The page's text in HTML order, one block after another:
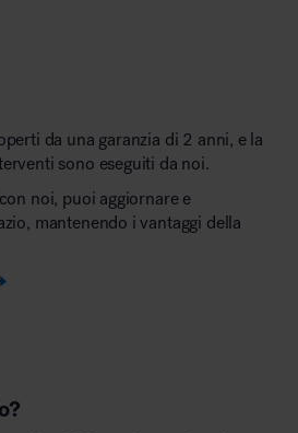
da una garanzia di 2 anni, e la
sono eseguiti da noi.
noi, puoi aggiornare e
mantenendo i vantaggi della